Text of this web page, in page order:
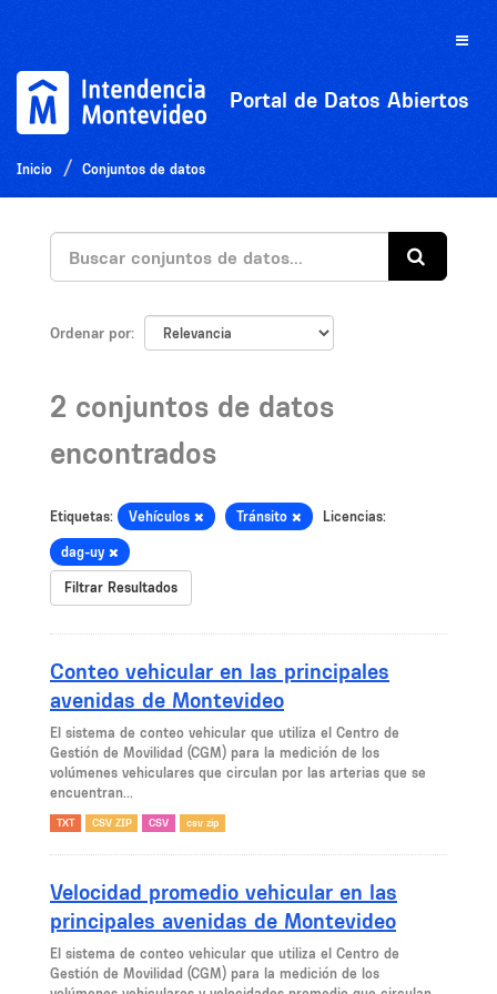
Toggle
Portal de Datos Abiertos
Inicio Conjuntos de datos
Ordenar por
2 conjuntos de datos
encontrados
Etiquetas: Vehículos Tránsito Licencias:
dag-uy
Filtrar Resultados
Conteo vehicular en las principales
avenidas de Montevideo
El sistema de conteo vehicular que utiliza el Centro de
Gestión de Movilidad (CGM) para la medición de los
volúmenes vehiculares que circulan por las arterias que se
encuentran...
TXT CSV ZIP CSV csv zip
Velocidad promedio vehicular en las
principales avenidas de Montevideo
El sistema de conteo vehicular que utiliza el Centro de
Gestión de Movilidad (CGM) para la medición de los